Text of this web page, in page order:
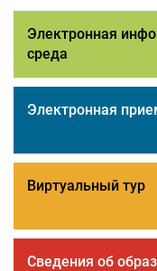
Электронная
среда
Электронная
Виртуальный тур
Сведения об